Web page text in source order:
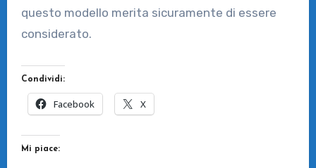
questo modello merita sicuramente di essere
considerato.
Condividi:
Facebook X
Mi piace: